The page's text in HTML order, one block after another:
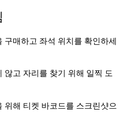
구매하고 좌석 위치를 확인하세
않고 자리를 찾기 위해 일찍 도
위해 티켓 바코드를 스크린샷으